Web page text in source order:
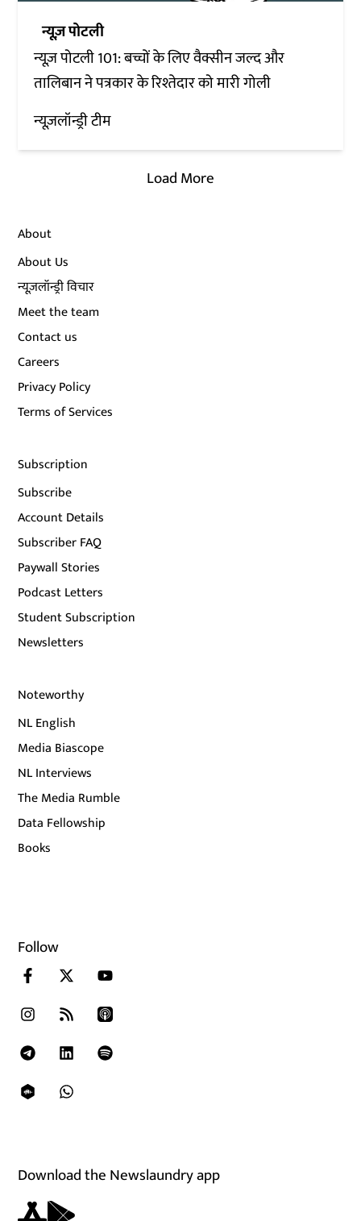
न्यूज़ पोटली
न्यूज़ पोटली 101: बच्चों के लिए वैक्सीन जल्द और
तालिबान ने पत्रकार के रिश्तेदार को मारी गोली
न्यूज़लॉन्ड्री टीम
Load More
About
About Us
न्यूज़लॉन्ड्री विचार
Meet the team
Contact us
Careers
Privacy Policy
Terms of Services
Subscription
Subscribe
Account Details
Subscriber FAQ
Paywall Stories
Podcast Letters
Student Subscription
Newsletters
Noteworthy
NL English
Media Biascope
NL Interviews
The Media Rumble
Data Fellowship
Books
Follow
Download the Newslaundry app